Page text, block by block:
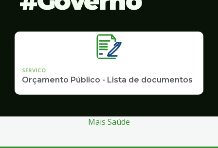
SERVICO
Orçamento Público - Lista de documentos
Mais Saúde